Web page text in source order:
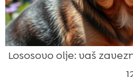
Lososovo olje: vaš